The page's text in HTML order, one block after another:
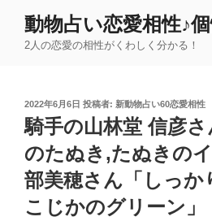
動物占い恋愛相性♪
2人の恋愛の相性がくわしく分かる！
投
稿
日:
2022年6月6日 投稿者: 新動物占い60恋愛相性
騎手の山林堂 信彦
のたぬき,たぬきの
部美穂さん「しっか
こじかのグリーン」